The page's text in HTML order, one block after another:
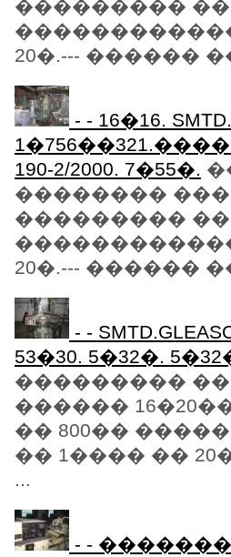
���������
20�.--- ������
- - 16�16.
190-2/2000. 7�55�.
��������
���������
20�.--- ������
- -
53�30. 5�32�.
���������
������
�� 800��
�� 1���� ��
...
- -